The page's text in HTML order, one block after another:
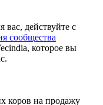
вас, действуйте с
сообщества
которое вы
коров на продажу